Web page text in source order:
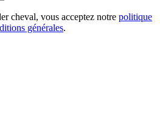
cheval, vous acceptez notre politique
générales.